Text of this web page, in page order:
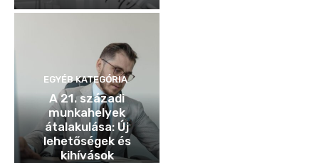
EGYÉB KATEGÓRIA
A 21. századi
munkahelyek
átalakulása: Új
lehetőségek és
kihívások